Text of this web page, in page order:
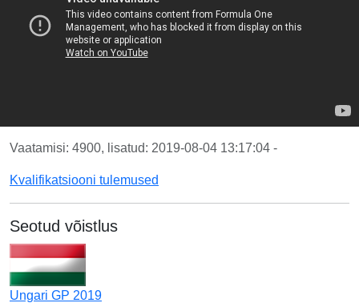
Vaatamisi: 4900, lisatud: 2019-08-04 13:17:04 -
Kvalifikatsiooni tulemused
Seotud võistlus
Ungari GP 2019